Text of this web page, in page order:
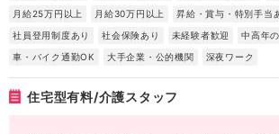
月給25万円以上
月給30万円以上 昇給・賞与・特別手当
社員登用制度あり
社会保険あり 未経験者歓迎
中高年
車・バイク通勤OK
大手企業・公的機関 深夜ワーク
住宅型有料/介護スタッフ